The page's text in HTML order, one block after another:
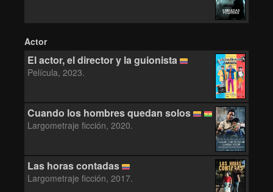
8 MIRADAS
FUGITIVAS
Actor
El actor, el director y la guionista
Película, 2023.
Cuando los hombres quedan solos
Largometraje ficción, 2020.
Las horas contadas
Largometraje ficción, 2017.